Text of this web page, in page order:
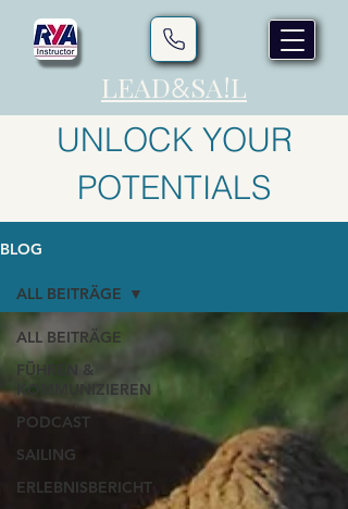
LEAD&SA!L
UNLOCK YOUR
POTENTIALS
BLOG
ALL BEITRÄGE
FÜHREN &
KOMMUNIZIEREN
PODCAST
SAILING
ERLEBNISBERICHT
ALL BEITRÄGE